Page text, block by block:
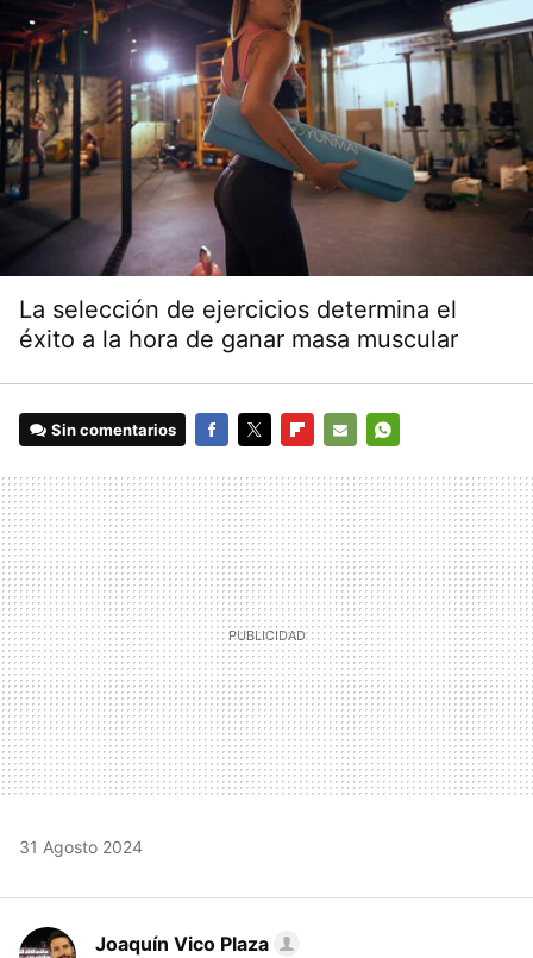
La selección de ejercicios determina el
éxito a la hora de ganar masa muscular
Sin comentarios
MAIL
31 Agosto 2024
Joaquín Vico Plaza